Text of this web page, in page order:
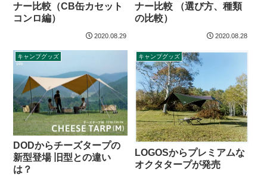
ナー比較（CB缶カセット
コンロ編）
2020.08.29
ナー比較 （選び方、種類
の比較）
2020.08.28
キャンプグッズ
DODからチーズタープの
新型登場 旧型との違い
は？
キャンプグッズ
LOGOSからプレミアムな
オクタタープが発売